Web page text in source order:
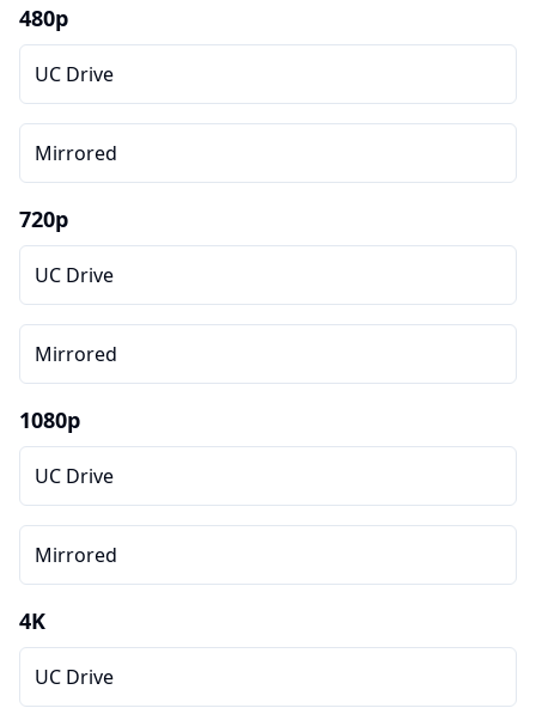
480p
UC Drive
Mirrored
720p
UC Drive
Mirrored
1080p
UC Drive
Mirrored
4K
UC Drive